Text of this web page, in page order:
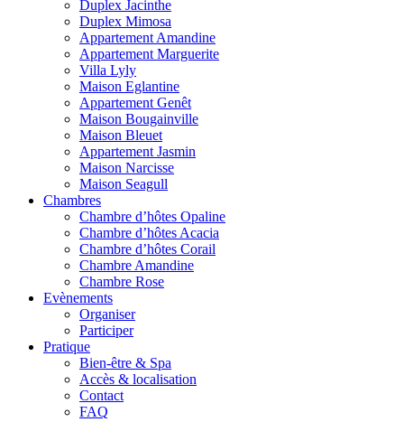
Duplex Jacinthe
Duplex Mimosa
Appartement Amandine
Appartement Marguerite
Villa Lyly
Maison Eglantine
Appartement Genêt
Maison Bougainville
Maison Bleuet
Appartement Jasmin
Maison Narcisse
Maison Seagull
Chambres
Chambre d’hôtes Opaline
Chambre d’hôtes Acacia
Chambre d’hôtes Corail
Chambre Amandine
Chambre Rose
Evènements
Organiser
Participer
Pratique
Bien-être & Spa
Accès & localisation
Contact
FAQ